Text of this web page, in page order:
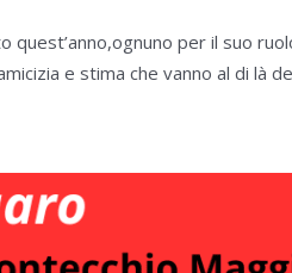
per il suo
e stima che vanno al di là